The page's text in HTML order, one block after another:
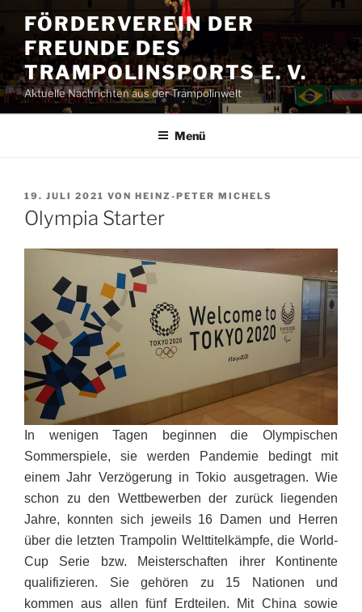
Inhalt
springen
FÖRDERVEREIN DER
FREUNDE DES
TRAMPOLINSPORTS E. V.
Aktuelle Nachrichten aus der Trampolinwelt
Menü
VERÖFFENTLICHT
AM
19. JULI 2021 VON HEINZ-PETER MICHELS
Olympia Starter
In wenigen Tagen beginnen die Olympischen
Sommerspiele, sie werden Pandemie bedingt mit
einem Jahr Verzögerung in Tokio ausgetragen. Wie
schon zu den Wettbewerben der zurück liegenden
Jahre, konnten sich jeweils 16 Damen und Herren
über die letzten Trampolin Welttitelkämpfe, die World-
Cup Serie bzw. Meisterschaften ihrer Kontinente
qualifizieren. Sie gehören zu 15 Nationen und
kommen aus allen fünf Erdteilen. Mit China sowie